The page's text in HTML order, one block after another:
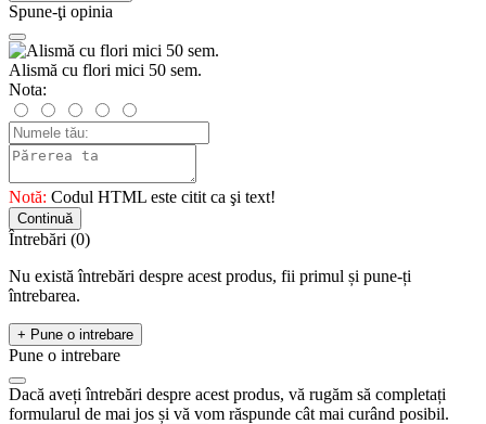
Spune-ţi opinia
Alismă cu flori mici 50 sem.
Nota:
Notă: Codul HTML este citit ca şi text!
Continuă
Întrebări (0)
Nu există întrebări despre acest produs, fii primul și pune-ți
întrebarea.
+ Pune o intrebare
Pune o intrebare
Dacă aveți întrebări despre acest produs, vă rugăm să completați
formularul de mai jos și vă vom răspunde cât mai curând posibil.